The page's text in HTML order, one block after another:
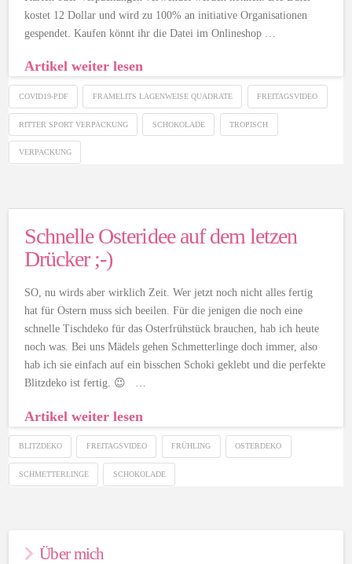
kostet 12 Dollar und wird zu 100% an initiative Organisationen
gespendet. Kaufen könnt ihr die Datei im Onlineshop …
Artikel weiter lesen
COVID19-PDF FRAMELITS LAGENWEISE QUADRATE FREITAGSVIDEO
RITTER SPORT VERPACKUNG SCHOKOLADE TROPISCH
VERPACKUNG
Schnelle Osteridee auf dem letzen
Drücker ;-)
SO, nu wirds aber wirklich Zeit. Wer jetzt noch nicht alles fertig
hat für Ostern muss sich beeilen. Für die jenigen die noch eine
schnelle Tischdeko für das Osterfrühstück brauchen, hab ich heute
noch was. Bei uns Mädels gehen Schmetterlinge doch immer, also
hab ich sie einfach auf ein bisschen Schoki geklebt und die perfekte
Blitzdeko ist fertig. 😉 …
Artikel weiter lesen
BLITZDEKO FREITAGSVIDEO FRÜHLING OSTERDEKO
SCHMETTERLINGE SCHOKOLADE
Über mich